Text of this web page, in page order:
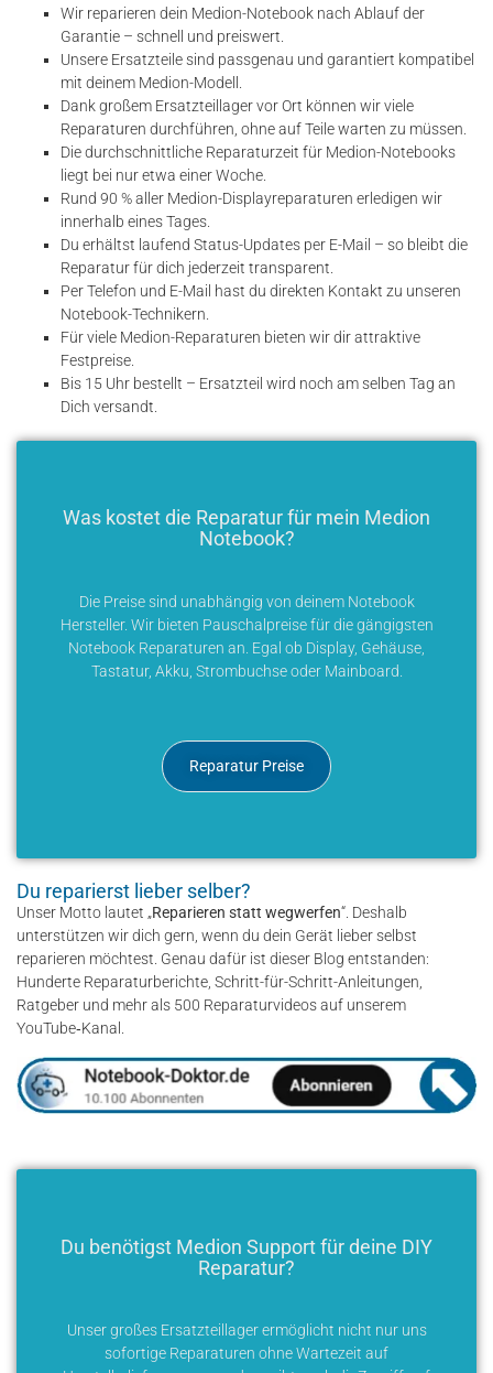
Wir reparieren dein Medion-Notebook nach Ablauf der
Garantie – schnell und preiswert.
Unsere Ersatzteile sind passgenau und garantiert kompatibel
mit deinem Medion-Modell.
Dank großem Ersatzteillager vor Ort können wir viele
Reparaturen durchführen, ohne auf Teile warten zu müssen.
Die durchschnittliche Reparaturzeit für Medion-Notebooks
liegt bei nur etwa einer Woche.
Rund 90 % aller Medion-Displayreparaturen erledigen wir
innerhalb eines Tages.
Du erhältst laufend Status-Updates per E-Mail – so bleibt die
Reparatur für dich jederzeit transparent.
Per Telefon und E-Mail hast du direkten Kontakt zu unseren
Notebook-Technikern.
Für viele Medion-Reparaturen bieten wir dir attraktive
Festpreise.
Bis 15 Uhr bestellt – Ersatzteil wird noch am selben Tag an
Dich versandt.
Was kostet die Reparatur für mein Medion
Notebook?
Die Preise sind unabhängig von deinem Notebook
Hersteller. Wir bieten Pauschalpreise für die gängigsten
Notebook Reparaturen an. Egal ob Display, Gehäuse,
Tastatur, Akku, Strombuchse oder Mainboard.
Reparatur Preise
Du reparierst lieber selber?
Unser Motto lautet „Reparieren statt wegwerfen“. Deshalb
unterstützen wir dich gern, wenn du dein Gerät lieber selbst
reparieren möchtest. Genau dafür ist dieser Blog entstanden:
Hunderte Reparaturberichte, Schritt-für-Schritt-Anleitungen,
Ratgeber und mehr als 500 Reparaturvideos auf unserem
YouTube‑Kanal.
Du benötigst Medion Support für deine DIY
Reparatur?
Unser großes Ersatzteillager ermöglicht nicht nur uns
sofortige Reparaturen ohne Wartezeit auf